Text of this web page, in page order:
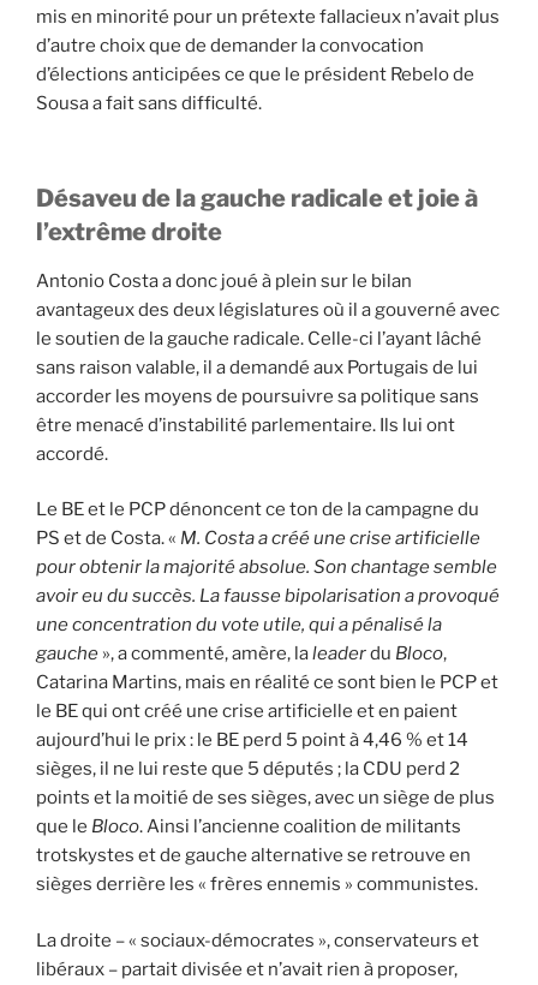
mis en minorité pour un prétexte fallacieux n’avait plus
d’autre choix que de demander la convocation
d’élections anticipées ce que le président Rebelo de
Sousa a fait sans difficulté.
Désaveu de la gauche radicale et joie à
l’extrême droite
Antonio Costa a donc joué à plein sur le bilan
avantageux des deux législatures où il a gouverné avec
le soutien de la gauche radicale. Celle-ci l’ayant lâché
sans raison valable, il a demandé aux Portugais de lui
accorder les moyens de poursuivre sa politique sans
être menacé d’instabilité parlementaire. Ils lui ont
accordé.
Le BE et le PCP dénoncent ce ton de la campagne du
PS et de Costa. « M. Costa a créé une crise artificielle
pour obtenir la majorité absolue. Son chantage semble
avoir eu du succès. La fausse bipolarisation a provoqué
une concentration du vote utile, qui a pénalisé la
gauche », a commenté, amère, laleaderdu Bloco,
Catarina Martins, mais en réalité ce sont bien le PCP et
le BE qui ont créé une crise artificielle et en paient
aujourd’hui le prix : le BE perd 5 point à 4,46 % et 14
sièges, il ne lui reste que 5 députés ; la CDU perd 2
points et la moitié de ses sièges, avec un siège de plus
que le Bloco. Ainsi l’ancienne coalition de militants
trotskystes et de gauche alternative se retrouve en
sièges derrière les « frères ennemis » communistes.
La droite – « sociaux-démocrates », conservateurs et
libéraux – partait divisée et n’avait rien à proposer,